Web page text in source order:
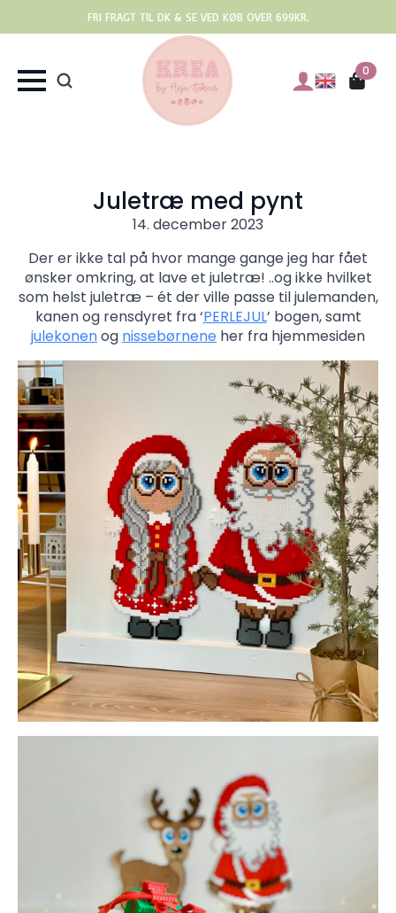
FRI FRAGT TIL DK & SE VED KØB OVER 699KR.
0
Juletræ med pynt
14. december 2023
Der er ikke tal på hvor mange gange jeg har fået
ønsker omkring, at lave et juletræ! ..og ikke hvilket
som helst juletræ – ét der ville passe til julemanden,
kanen og rensdyret fra ‘PERLEJUL’ bogen, samt
julekonenog nissebørnene her fra hjemmesiden